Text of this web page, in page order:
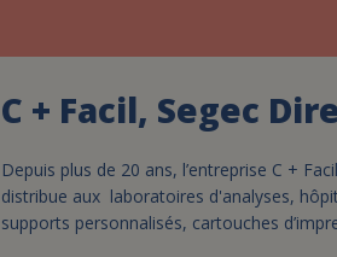
C + Facil, Segec
Depuis plus de 20 ans, l’entreprise C +
distribue aux laboratoires d'analyses,
supports personnalisés, cartouches